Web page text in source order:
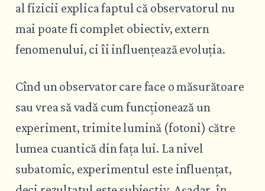
al fizicii explica faptul că observatorul nu
mai poate fi complet obiectiv, extern
fenomenului, ci îi influențează evoluția.
Cînd un observator care face o măsurătoare
sau vrea să vadă cum funcționează un
experiment, trimite lumină (fotoni) către
lumea cuantică din fața lui. La nivel
subatomic, experimentul este influențat,